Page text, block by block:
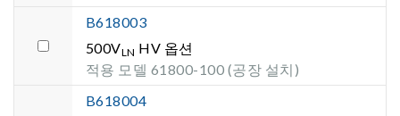
B618003
500VLN HV 옵션
적용 모델 61800-100 (공장 설치)
B618004